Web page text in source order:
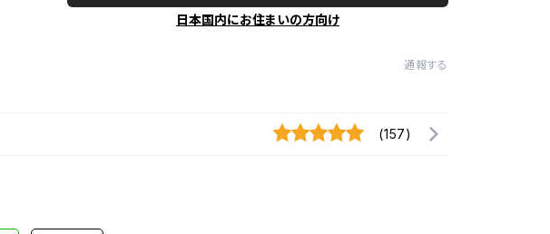
日本国内にお住まいの方向け
通報する
(157)